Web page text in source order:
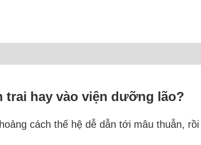
trai hay vào viện dưỡng lão?
cách thế hệ dễ dẫn tới mâu thuẫn,